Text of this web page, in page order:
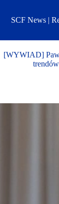
treściSCF News |
[WYWIAD]